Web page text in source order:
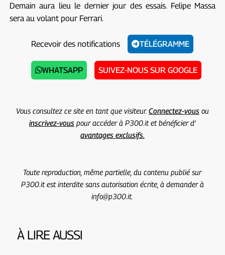
Demain aura lieu le dernier jour des essais. Felipe Massa
sera au volant pour Ferrari.
Recevoir des notifications TÉLÉGRAMME
WHATSAPP SUIVEZ-NOUS SUR GOOGLE
Vous consultez ce site en tant que visiteur. Connectez-vousou
inscrivez-vouspour accéder à P300.it et bénéficier d'
avantages exclusifs.
Toute reproduction, même partielle, du contenu publié sur
P300.it est interdite sans autorisation écrite, à demander à
info@p300.it.
À LIRE AUSSI